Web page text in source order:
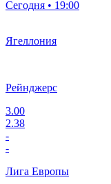
Сегодня • 19:00
Ягеллония
Рейнджерс
3.00
2.38
-
-
Лига Европы